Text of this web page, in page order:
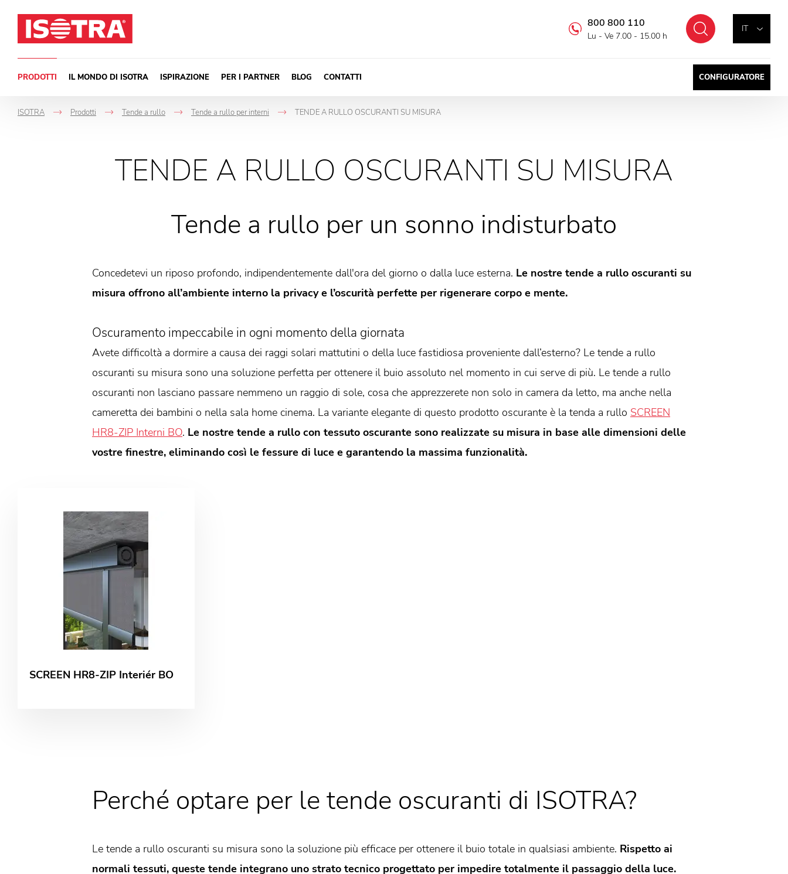
ITCercare
800 800 110
Lu - Ve 7.00 - 15.00 h
PRODOTTI IL MONDO DI ISOTRA ISPIRAZIONE PER I PARTNER BLOG CONTATTI CONFIGURATORE
ISOTRA
->
Prodotti
->
Tende a rullo
->
Tende a rullo per interni TENDE A RULLO OSCURANTI SU MISURA
TENDE A RULLO OSCURANTI SU MISURA
Tende a rullo per un sonno indisturbato
Concedetevi un riposo profondo, indipendentemente dall'ora del giorno o dalla luce esterna. Le nostre tende a rullo oscuranti su
misura offrono all’ambiente interno la privacy e l’oscurità perfette per rigenerare corpo e mente.
Oscuramento impeccabile in ogni momento della giornata
Avete difficoltà a dormire a causa dei raggi solari mattutini o della luce fastidiosa proveniente dall’esterno? Le tende a rullo
oscuranti su misura sono una soluzione perfetta per ottenere il buio assoluto nel momento in cui serve di più. Le tende a rullo
oscuranti non lasciano passare nemmeno un raggio di sole, cosa che apprezzerete non solo in camera da letto, ma anche nella
cameretta dei bambini o nella sala home cinema. La variante elegante di questo prodotto oscurante è la tenda a rullo SCREEN
HR8-ZIP Interni BO. Le nostre tende a rullo con tessuto oscurante sono realizzate su misura in base alle dimensioni delle
vostre finestre, eliminando così le fessure di luce e garantendo la massima funzionalità.
SCREEN HR8-ZIP Interiér BO
Perché optare per le tende oscuranti di ISOTRA?
Le tende a rullo oscuranti su misura sono la soluzione più efficace per ottenere il buio totale in qualsiasi ambiente. Rispetto ai
normali tessuti, queste tende integrano uno strato tecnico progettato per impedire totalmente il passaggio della luce.